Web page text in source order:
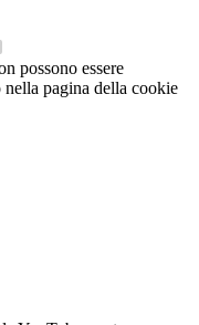
possono essere
pagina della cookie